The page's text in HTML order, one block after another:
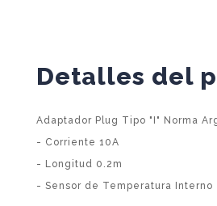
Detalles del
Adaptador Plug Tipo "I" Norma
- Corriente 10A
- Longitud 0.2m
- Sensor de Temperatura Interno